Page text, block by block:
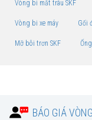
Vòng bi mắt trâu SKF
Vòng bi xe máy Gối
Mỡ bôi trơn SKF
BÁO GIÁ